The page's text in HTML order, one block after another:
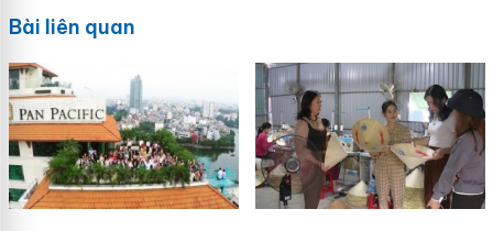
Bài liên quan